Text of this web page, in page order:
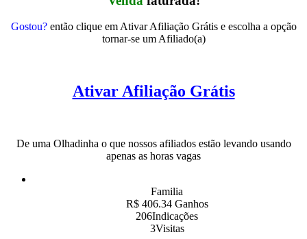
Gostou?então clique em Ativar Afiliação Grátis e escolha a opção
tornar-se um Afiliado(a)
Ativar Afiliação Grátis
De uma Olhadinha o que nossos afiliados estão levando usando
apenas as horas vagas
Familia
R$ 406.34 Ganhos
206Indicações
3Visitas